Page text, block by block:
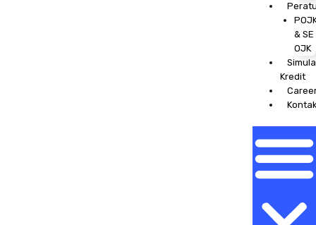
& SE
OJK
Kredit